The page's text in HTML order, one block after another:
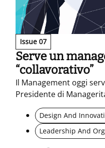
Issue 07
Serve un
“collavorativo”
Il Management oggi
Presidente di
Design And
Leadership And